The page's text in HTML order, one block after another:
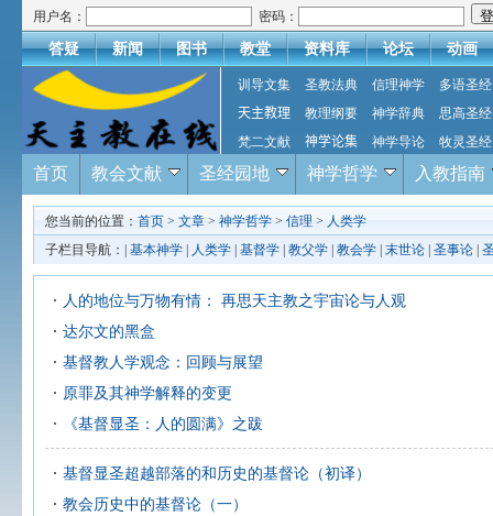
用户名： 密码：
答疑 新闻 图书 教堂 资料库 论坛 动画
训导文集 圣教法典 信理神学
多语圣经
天主教理
教理纲要 神学辞典
思高圣经
梵二文献
神学论集 神学导论 牧灵圣经
首页 教会文献 圣经园地 神学哲学 入教指南
您当前的位置： 首页 > 文章 > 神学哲学 > 信理 > 人类学
子栏目导航：| 基本神学 人类学 基督学 教父学 教会学 末世论 圣事论
人的地位与万物有情： 再思天主教之宇宙论与人观
达尔文的黑盒
基督教人学观念：回顾与展望
原罪及其神学解释的变更
《基督显圣：人的圆满》之跋
基督显圣超越部落的和历史的基督论（初译）
教会历史中的基督论（一）